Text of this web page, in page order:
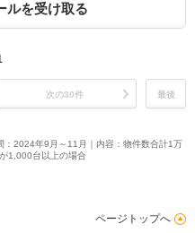
ルを受け取る
次の30件 最後
：2024年9月～11月｜内容：物件数合計1万
1,000台以上の場合
ページトップへ